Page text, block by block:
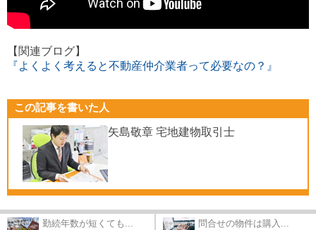
【関連ブログ】
『よくよく考えると不動産仲介業者って必要なの？』
この記事を書いた人
矢島敬章 宅地建物取引士
勤続年数が短くても... 問合せの物件は購入...